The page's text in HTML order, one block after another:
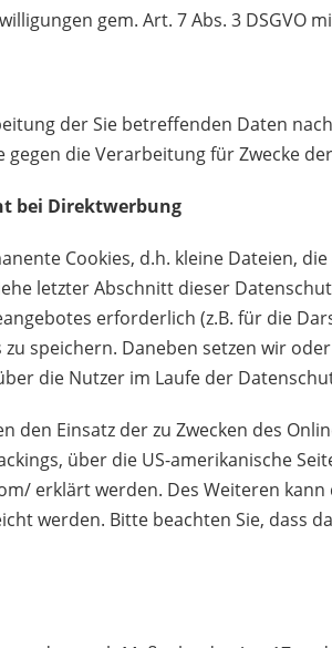
gem. Art. 7 Abs. 3 DSGVO
der Sie betreffenden Daten
die Verarbeitung für Zwecke
bei Direktwerbung
Cookies, d.h. kleine Dateien,
letzter Abschnitt dieser
erforderlich (z.B. für die
speichern. Daneben setzen wir
die Nutzer im Laufe der
den Einsatz der zu Zwecken des
über die US-amerikanische
erklärt werden. Des Weiteren
werden. Bitte beachten Sie, dass